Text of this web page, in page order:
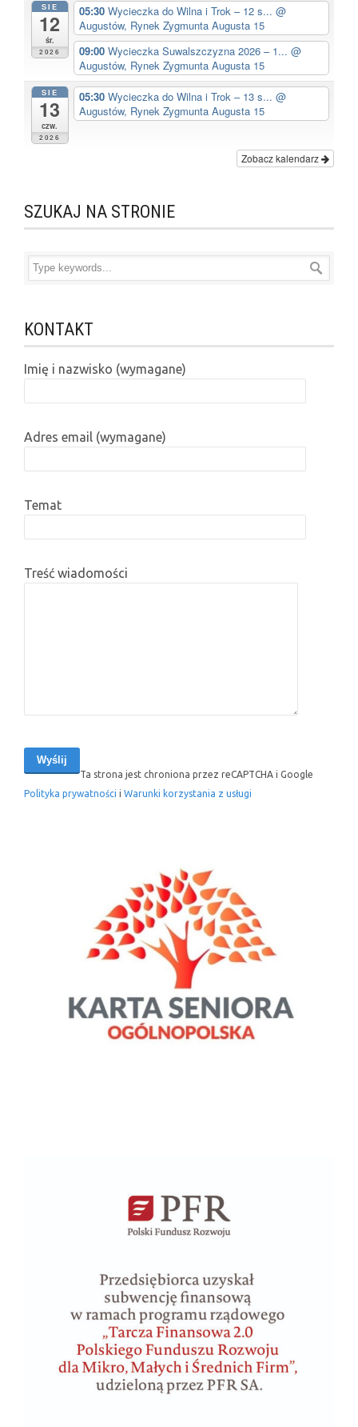
SIE
12
śr.
2026
05:30 Wycieczka do Wilna i Trok – 12 s... @
Augustów, Rynek Zygmunta Augusta 15
09:00 Wycieczka Suwalszczyzna 2026 – 1... @
Augustów, Rynek Zygmunta Augusta 15
SIE
13
czw.
2026
05:30 Wycieczka do Wilna i Trok – 13 s... @
Augustów, Rynek Zygmunta Augusta 15
Zobacz kalendarz
SZUKAJ NA STRONIE
KONTAKT
Imię i nazwisko (wymagane)
Adres email (wymagane)
Temat
Treść wiadomości
Ta strona jest chroniona przez reCAPTCHA i Google
Polityka prywatności i Warunki korzystania z usługi